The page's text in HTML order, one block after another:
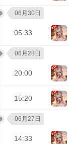
06月30日
05:33
06月28日
20:00
15:20
06月27日
14:33